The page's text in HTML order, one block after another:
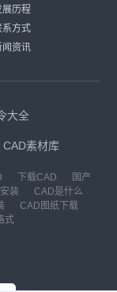
展历程
系方式
闻资讯
大全
CAD素材库
下载CAD
国产
装
CAD是什么
CAD图纸下载
式